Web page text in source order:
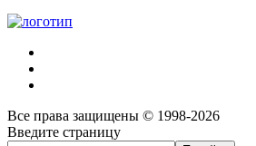
Все права защищены © 1998-2026
Введите страницу